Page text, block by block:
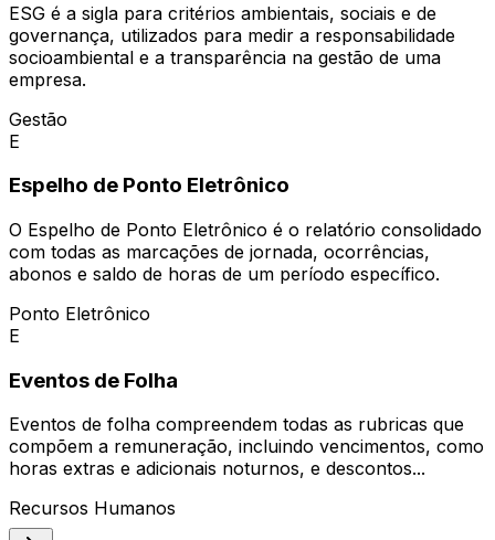
ESG é a sigla para critérios ambientais, sociais e de
governança, utilizados para medir a responsabilidade
socioambiental e a transparência na gestão de uma
empresa.
Gestão
E
Espelho de Ponto Eletrônico
O Espelho de Ponto Eletrônico é o relatório consolidado
com todas as marcações de jornada, ocorrências,
abonos e saldo de horas de um período específico.
Ponto Eletrônico
E
Eventos de Folha
Eventos de folha compreendem todas as rubricas que
compõem a remuneração, incluindo vencimentos, como
horas extras e adicionais noturnos, e descontos...
Recursos Humanos